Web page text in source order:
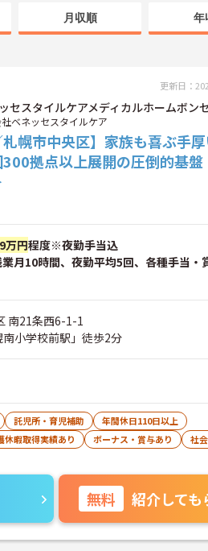
月収順 年
更新日：
セスタイルケアメディカルホームボン
ベネッセスタイルケア
札幌市中央区】家族も喜ぶ手
拠点以上展開の圧倒的基盤
万円程度※夜勤手当込
月10時間、夜勤平均5回、各種手当・
南21条西6-1-1
小学校前駅」徒歩2分
託児所・育児補助
年間休日110日以上
休暇取得実績あり ボーナス・賞与あり
社
無料 紹介しても